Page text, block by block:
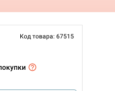
Код товара: 67515